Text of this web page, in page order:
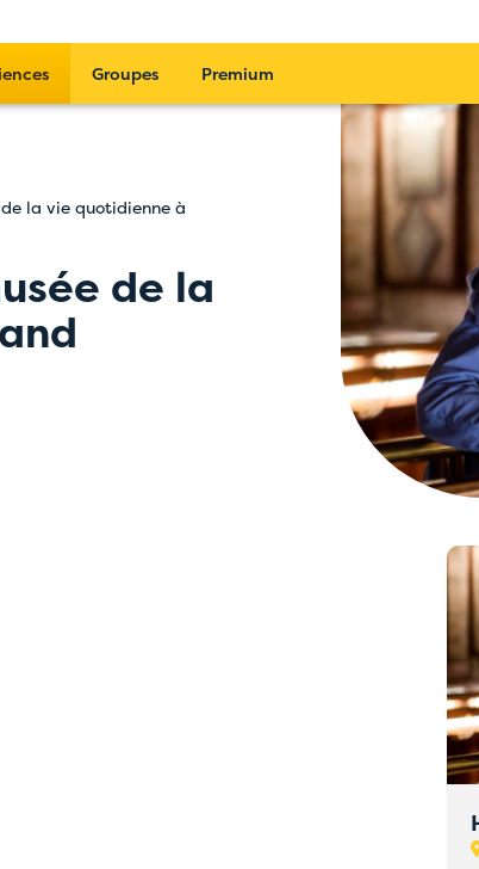
Groupes Premium
de la vie quotidienne à
de la